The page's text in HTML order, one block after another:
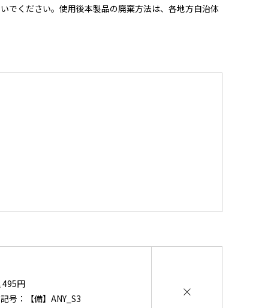
でください。使用後本製品の廃棄方法は、各地方自治体
495円
号：【備】ANY_S3
×